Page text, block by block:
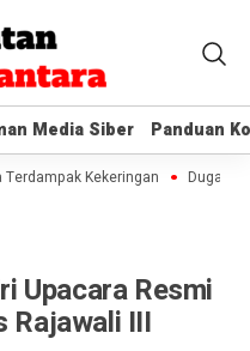
Media Siber Panduan
Media Siber Panduan
Kekeringan Dugaan
Upacara Resmi
Rajawali III